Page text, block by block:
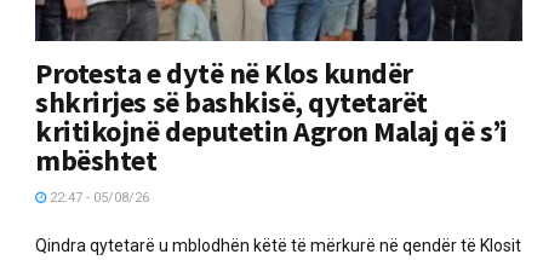
Protesta e dytë në Klos kundër
shkrirjes së bashkisë, qytetarët
kritikojnë deputetin Agron Malaj që s’i
mbështet
22:47 - 05/08/26
Qindra qytetarë u mblodhën këtë të mërkurë në qendër të Klosit